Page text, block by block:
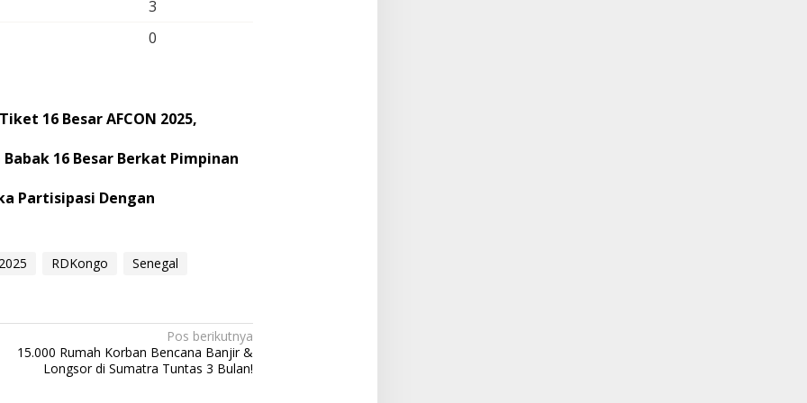
3
0
16 Besar AFCON 2025,
16 Besar Berkat Pimpinan
Partisipasi Dengan
RDKongo
Senegal
Pos berikutnya
15.000 Rumah Korban Bencana Banjir &
Longsor di Sumatra Tuntas 3 Bulan!